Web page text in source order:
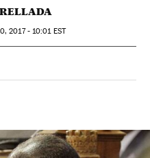
2017 - 10:01EST
Sociales